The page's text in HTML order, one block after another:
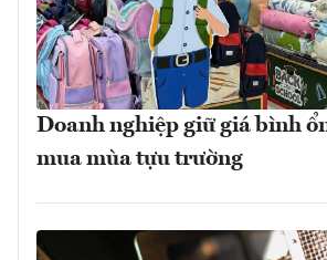
Doanh nghiệp giữ giá bình
mua mùa tựu trường